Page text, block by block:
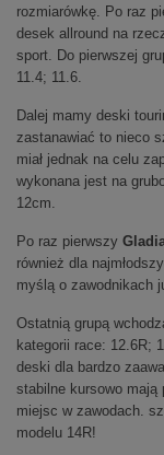
rozmiarówkę. Po raz
desek allround na
sport. Do pierwszej
11.4; 11.6.
Dalej mamy deski
zastanawiać to nieco
miał jednak na celu
wykonana jest na
12cm.
Po raz pierwszy
również dla
myślą o zawodnikach
Ostatnią grupą
kategorii race: 12.6R;
deski dla bardzo
stabilne kursowo mają
miejsc w zawodach.
modelu 14R!